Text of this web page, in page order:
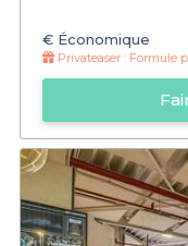
€ Économique
Privateaser : Formule